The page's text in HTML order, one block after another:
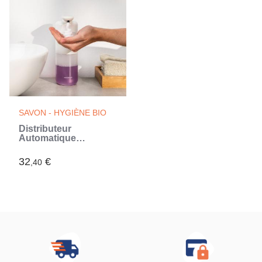
SAVON - HYGIÈNE BIO
Distributeur
Automatique
Savon Moussant
Bitefom InnovaGoods
32,40 €